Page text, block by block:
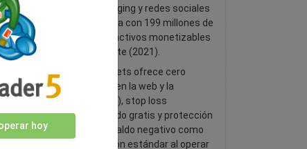
microblogging y redes sociales
que cuenta con 199 millones de
usuarios activos monetizables
diariamente (2021).
easyMarkets ofrece cero
slippage (en la web y la
aplicación), stop loss
garantizado gratis y protección
frente a saldo negativo como
una función estándar al operar
hoy